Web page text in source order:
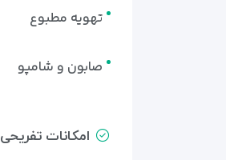
تهویه مطبوع
صابون و شامپو
امکانات تفریحی